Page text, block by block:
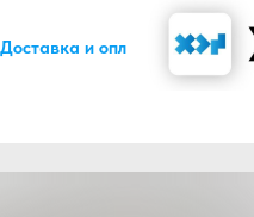
Доставка и оплата